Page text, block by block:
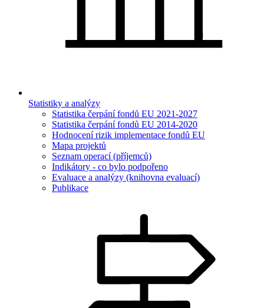
Statistiky a analýzy
Statistika čerpání fondů EU 2021-2027
Statistika čerpání fondů EU 2014-2020
Hodnocení rizik implementace fondů EU
Mapa projektů
Seznam operací (příjemců)
Indikátory - co bylo podpořeno
Evaluace a analýzy (knihovna evaluací)
Publikace